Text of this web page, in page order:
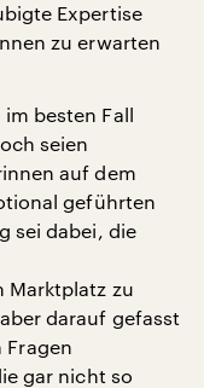
Expertise
zu erwarten
besten Fall
seien
auf dem
geführten
sei dabei, die
Marktplatz zu
darauf gefasst
Fragen
gar nicht so